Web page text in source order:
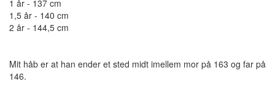
1 år - 137 cm
1,5 år - 140 cm
2 år - 144,5 cm
Mit håb er at han ender et sted midt imellem mor på 163 og far på
146.